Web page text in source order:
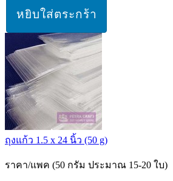
ถุงแก้ว 1.5 x 24 นิ้ว (50 g)
ราคา/แพค (50 กรัม ประมาณ 15-20 ใบ)